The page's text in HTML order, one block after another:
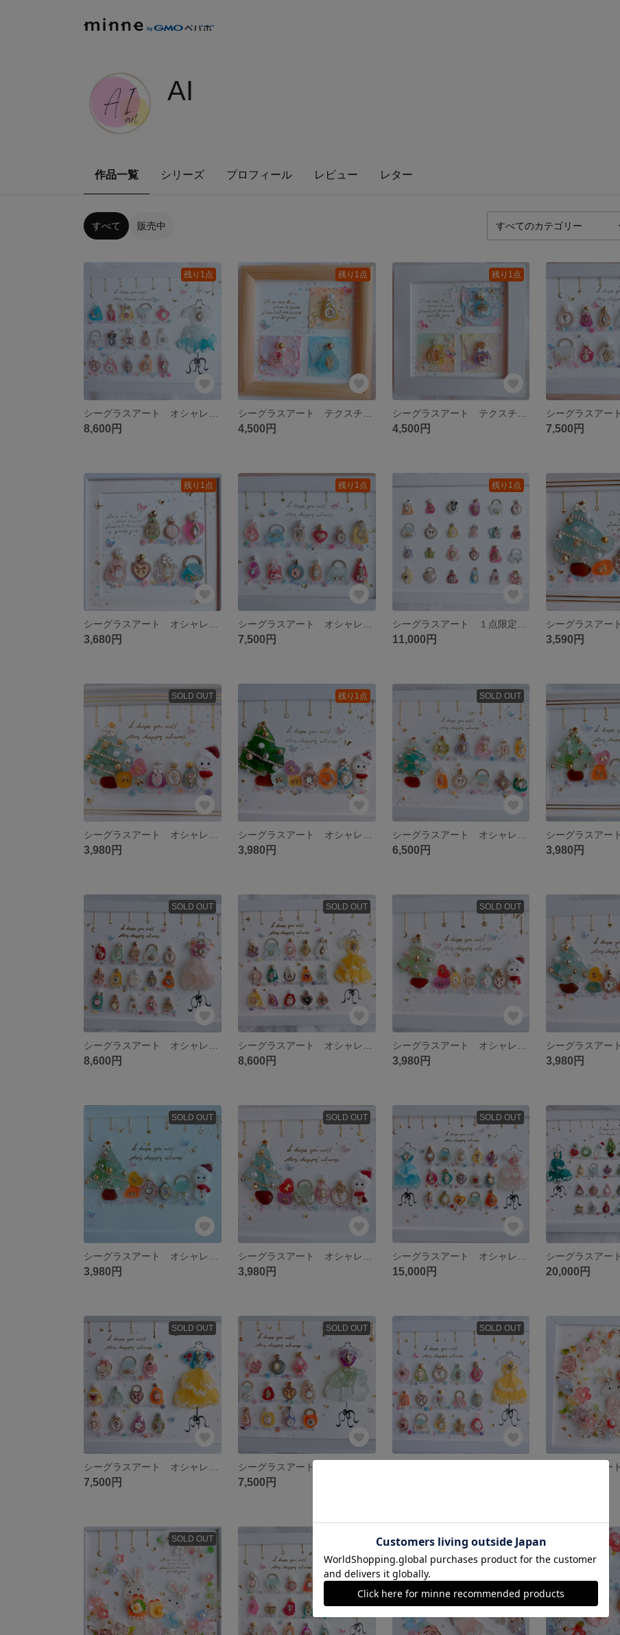
AI
作品一覧 シリーズ プロフィール レビュー レター
すべて 販売中
残り1点
8,600円
残り1点
4,500円
残り1点
4,500円 7,500円
残り1点
3,680円
残り1点
7,500円
残り1点
11,000円 3,590円
SOLD OUT
3,980円
残り1点
3,980円
SOLD OUT
6,500円 3,980円
SOLD OUT
8,600円
SOLD OUT
8,600円
SOLD OUT
3,980円 3,980円
SOLD OUT
3,980円
SOLD OUT
3,980円
SOLD OUT
15,000円 20,000円
SOLD OUT
7,500円
SOLD OUT
7,500円
SOLD OUT
SOLD OUT SOLD OUT